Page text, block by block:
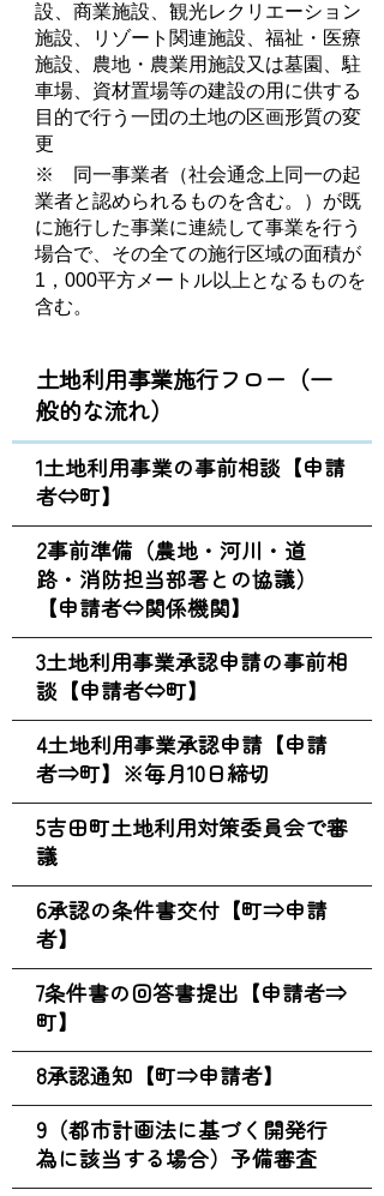
設、商業施設、観光レクリエーション
施設、リゾート関連施設、福祉・医療
施設、農地・農業用施設又は墓園、駐
車場、資材置場等の建設の用に供する
目的で行う一団の土地の区画形質の変
更
※ 同一事業者（社会通念上同一の起
業者と認められるものを含む。）が既
に施行した事業に連続して事業を行う
場合で、その全ての施行区域の面積が
1，000平方メートル以上となるものを
含む。
土地利用事業施行フロー（一
般的な流れ）
1土地利用事業の事前相談【申請
者⇔町】
2事前準備（農地・河川・道
路・消防担当部署との協議）
【申請者⇔関係機関】
3土地利用事業承認申請の事前相
談【申請者⇔町】
4土地利用事業承認申請【申請
者⇒町】※毎月10日締切
5吉田町土地利用対策委員会で審
議
6承認の条件書交付【町⇒申請
者】
7条件書の回答書提出【申請者⇒
町】
8承認通知【町⇒申請者】
9（都市計画法に基づく開発行
為に該当する場合）予備審査